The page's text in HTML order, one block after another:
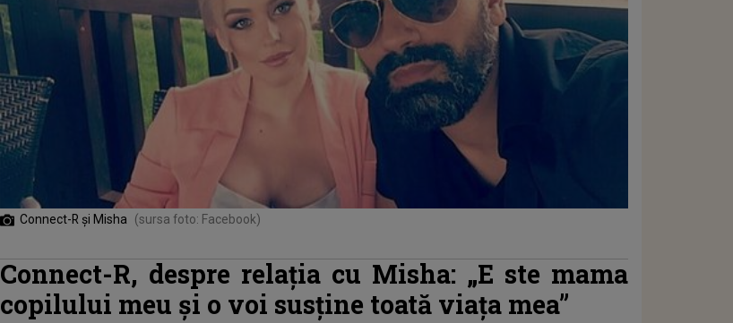
Connect-R și Misha (sursa foto: Facebook)
Connect-R, despre relația cu Misha: „E ste mama
copilului meu și o voi susține toată viața mea”